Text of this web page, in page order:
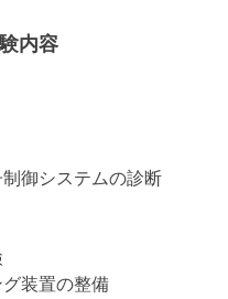
内容
御システムの診断
装置の整備